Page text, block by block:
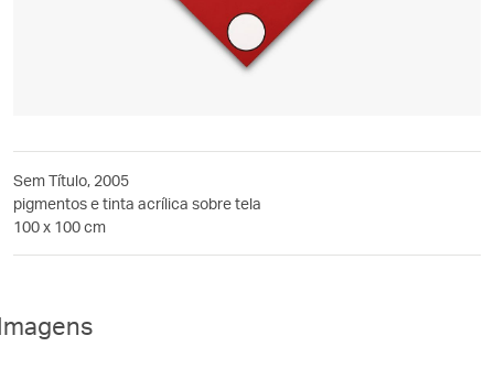
Sem Título, 2005
pigmentos e tinta acrílica sobre tela
100 x 100 cm